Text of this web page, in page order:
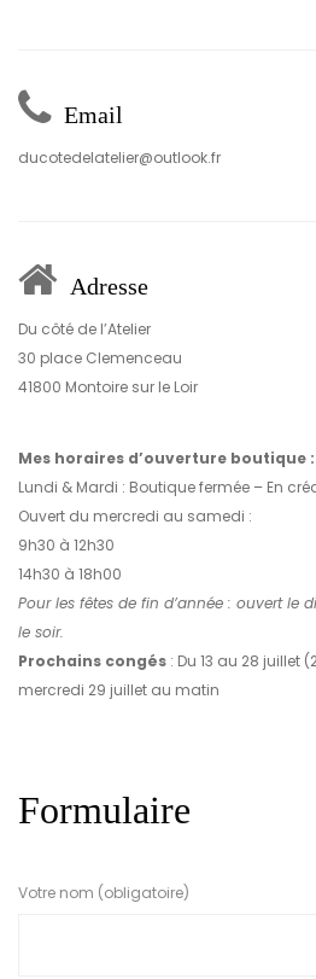
Email
ducotedelatelier@outlook.fr
Adresse
Du côté de l’Atelier
30 place Clemenceau
41800 Montoire sur le Loir
Mes horaires d’ouverture boutique :
Lundi & Mardi : Boutique fermée – En
Ouvert du mercredi au samedi :
9h30 à 12h30
14h30 à 18h00
Pour les fêtes de fin d’année : ouvert le
le soir.
Prochains congés : Du 13 au 28 juillet
mercredi 29 juillet au matin
Formulaire
Votre nom (obligatoire)